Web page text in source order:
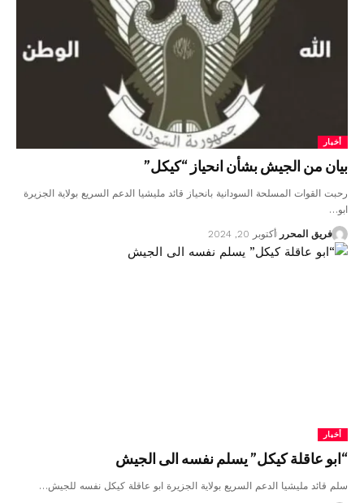
أخبار
بيان من الجيش بشأن انحياز “كيكل”
رحبت القوات المسلحة السودانية بانحياز قائد مليشيا الدعم السريع بولاية الجزيرة
ابو…
فريق المحرر أكتوبر 20, 2024
أخبار
“ابو عاقلة كيكل” يسلم نفسه الى الجيش
سلم قائد مليشيا الدعم السريع بولاية الجزيرة ابو عاقلة كيكل نفسه للجيش…